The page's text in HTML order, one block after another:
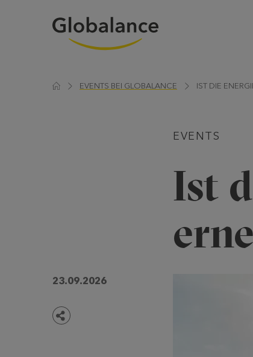
EVENTS BEI GLOBALANCE IST DIE
EVENTS
Ist
23.09.2026
Teilen